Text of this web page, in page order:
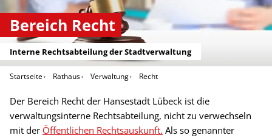
Bereich Recht
Interne Rechtsabteilung der Stadtverwaltung
Startseite Rathaus Verwaltung Recht
Der Bereich Recht der Hansestadt Lübeck ist die
verwaltungsinterne Rechtsabteilung, nicht zu verwechseln
mit der Öffentlichen Rechtsauskunft. Als so genannter